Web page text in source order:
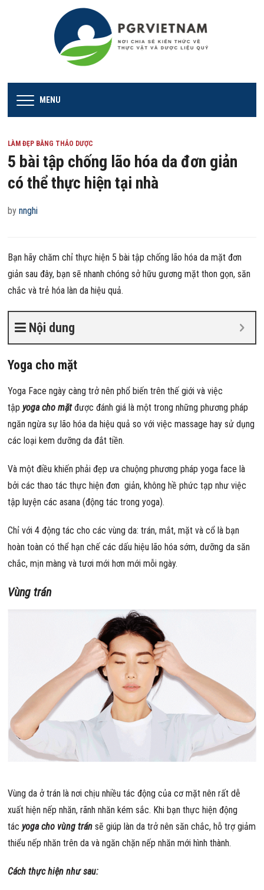
MENU
LÀM ĐẸP BẰNG THẢO DƯỢC
5 bài tập chống lão hóa da đơn giản
có thể thực hiện tại nhà
bynnghi
Bạn hãy chăm chỉ thực hiện 5 bài tập chống lão hóa da mặt đơn
giản sau đây, bạn sẽ nhanh chóng sở hữu gương mặt thon gọn, săn
chắc và trẻ hóa làn da hiệu quả.
Nội dung
Yoga cho mặt
Yoga Face ngày càng trở nên phổ biến trên thế giới và việc
tập yoga cho mặtđược đánh giá là một trong những phương pháp
ngăn ngừa sự lão hóa da hiệu quả so với việc massage hay sử dụng
các loại kem dưỡng da đắt tiền.
Và một điều khiến phải đẹp ưa chuộng phương pháp yoga face là
bởi các thao tác thực hiện đơn giản, không hề phức tạp như việc
tập luyện các asana (động tác trong yoga).
Chỉ với 4 động tác cho các vùng da: trán, mắt, mặt và cổ là bạn
hoàn toàn có thể hạn chế các dấu hiệu lão hóa sớm, dưỡng da săn
chắc, mịn màng và tươi mới hơn mới mỗi ngày.
Vùng trán
Vùng da ở trán là nơi chịu nhiều tác động của cơ mặt nên rất dễ
xuất hiện nếp nhăn, rãnh nhăn kém sắc. Khi bạn thực hiện động
tác yoga cho vùng trán sẽ giúp làn da trở nên săn chắc, hỗ trợ giảm
thiểu nếp nhăn trên da và ngăn chặn nếp nhăn mới hình thành.
Cách thực hiện như sau: